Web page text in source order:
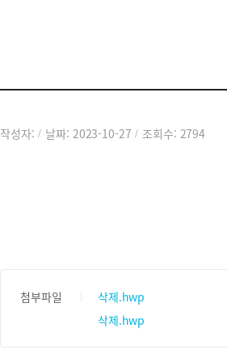
작성자: / 날짜: 2023-10-27 / 조회수: 2794
첨부파일
삭제.hwp
삭제.hwp